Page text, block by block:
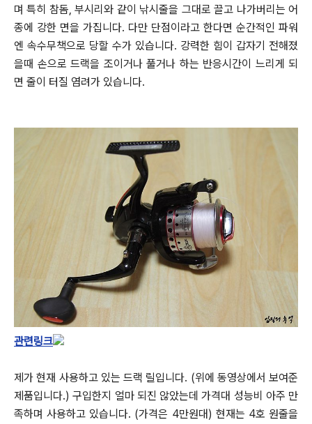
며 특히 참돔, 부시리와 같이 낚시줄을 그대로 끌고 나가버리는 어
종에 강한 면을 가집니다. 다만 단점이라고 한다면 순간적인 파워
엔 속수무책으로 당할 수가 있습니다. 강력한 힘이 갑자기 전해졌
을때 손으로 드랙을 조이거나 풀거나 하는 반응시간이 느리게 되
면 줄이 터질 염려가 있습니다.
관련링크
제가 현재 사용하고 있는 드랙 릴입니다. (위에 동영상에서 보여준
제품입니다.)구입한지 얼마 되진 않았는데 가격대 성능비 아주 만
족하며 사용하고 있습니다. (가격은 4만원대) 현재는 4호 원줄을